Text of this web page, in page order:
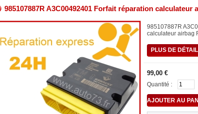
985107887R A3C00492401 Forfait réparation calculateur
985107887R
calculateur airbag
PLUS DE
99,00 €
Quantité :